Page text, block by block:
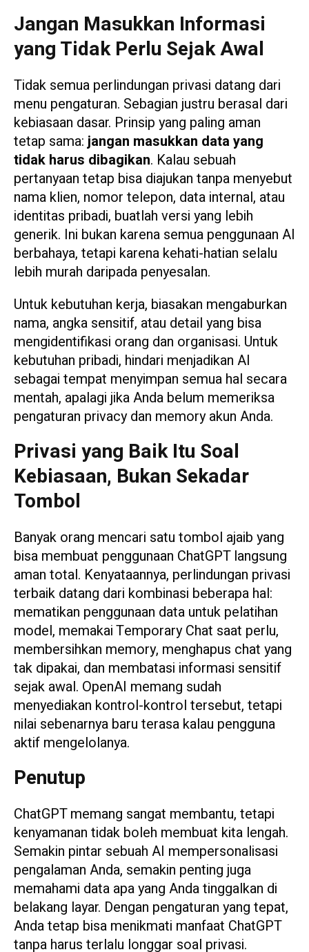
Jangan Masukkan Informasi
yang Tidak Perlu Sejak Awal
Tidak semua perlindungan privasi datang dari
menu pengaturan. Sebagian justru berasal dari
kebiasaan dasar. Prinsip yang paling aman
tetap sama: jangan masukkan data yang
tidak harus dibagikan. Kalau sebuah
pertanyaan tetap bisa diajukan tanpa menyebut
nama klien, nomor telepon, data internal, atau
identitas pribadi, buatlah versi yang lebih
generik. Ini bukan karena semua penggunaan AI
berbahaya, tetapi karena kehati-hatian selalu
lebih murah daripada penyesalan.
Untuk kebutuhan kerja, biasakan mengaburkan
nama, angka sensitif, atau detail yang bisa
mengidentifikasi orang dan organisasi. Untuk
kebutuhan pribadi, hindari menjadikan AI
sebagai tempat menyimpan semua hal secara
mentah, apalagi jika Anda belum memeriksa
pengaturan privacy dan memory akun Anda.
Privasi yang Baik Itu Soal
Kebiasaan, Bukan Sekadar
Tombol
Banyak orang mencari satu tombol ajaib yang
bisa membuat penggunaan ChatGPT langsung
aman total. Kenyataannya, perlindungan privasi
terbaik datang dari kombinasi beberapa hal:
mematikan penggunaan data untuk pelatihan
model, memakai Temporary Chat saat perlu,
membersihkan memory, menghapus chat yang
tak dipakai, dan membatasi informasi sensitif
sejak awal. OpenAI memang sudah
menyediakan kontrol-kontrol tersebut, tetapi
nilai sebenarnya baru terasa kalau pengguna
aktif mengelolanya.
Penutup
ChatGPT memang sangat membantu, tetapi
kenyamanan tidak boleh membuat kita lengah.
Semakin pintar sebuah AI mempersonalisasi
pengalaman Anda, semakin penting juga
memahami data apa yang Anda tinggalkan di
belakang layar. Dengan pengaturan yang tepat,
Anda tetap bisa menikmati manfaat ChatGPT
tanpa harus terlalu longgar soal privasi.